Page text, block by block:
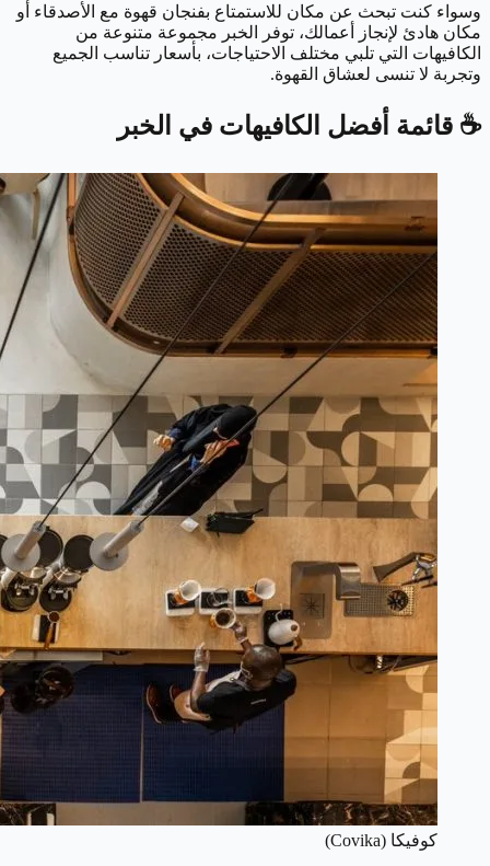
وسواء كنت تبحث عن مكان للاستمتاع بفنجان قهوة مع الأصدقاء أو
مكان هادئ لإنجاز أعمالك، توفر الخبر مجموعة متنوعة من
الكافيهات التي تلبي مختلف الاحتياجات، بأسعار تناسب الجميع
وتجربة لا تنسى لعشاق القهوة.
☕ قائمة أفضل الكافيهات في الخبر
كوفيكا (Covika)